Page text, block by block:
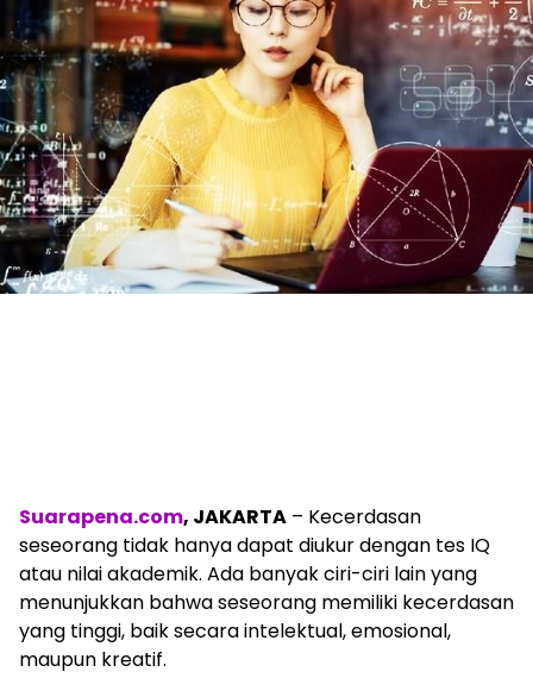
Suarapena.com, JAKARTA – Kecerdasan
seseorang tidak hanya dapat diukur dengan tes IQ
atau nilai akademik. Ada banyak ciri-ciri lain yang
menunjukkan bahwa seseorang memiliki kecerdasan
yang tinggi, baik secara intelektual, emosional,
maupun kreatif.